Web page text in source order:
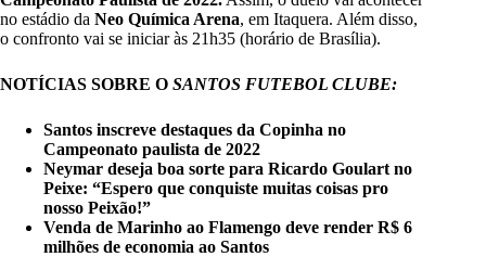
no estádio da Neo Química Arena, em Itaquera. Além disso,
o confronto vai se iniciar às 21h35 (horário de Brasília).
NOTÍCIAS SOBRE O SANTOS FUTEBOL CLUBE:
Santos inscreve destaques da Copinha no
Campeonato paulista de 2022
Neymar deseja boa sorte para Ricardo Goulart no
Peixe: “Espero que conquiste muitas coisas pro
nosso Peixão!”
Venda de Marinho ao Flamengo deve render R$ 6
milhões de economia ao Santos